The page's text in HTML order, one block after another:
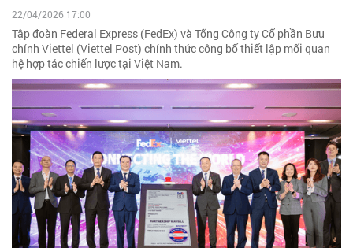
22/04/2026 17:00
Tập đoàn Federal Express (FedEx) và Tổng Công ty Cổ phần Bưu
chính Viettel (Viettel Post) chính thức công bố thiết lập mối quan
hệ hợp tác chiến lược tại Việt Nam.